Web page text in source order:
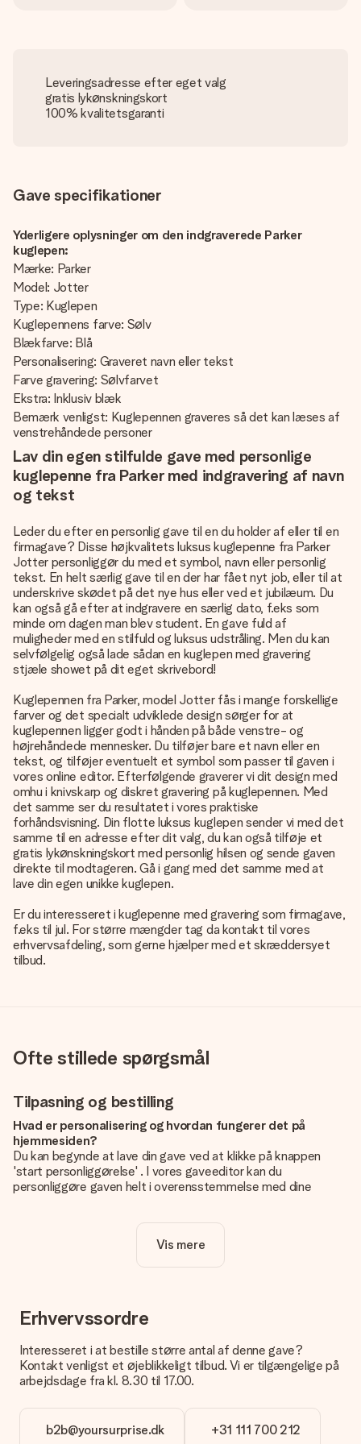
Leveringsadresse efter eget valg
gratis lykønskningskort
100% kvalitetsgaranti
Gave specifikationer
Yderligere oplysninger om den indgraverede Parker
kuglepen:
Mærke: Parker
Model: Jotter
Type: Kuglepen
Kuglepennens farve: Sølv
Blækfarve: Blå
Personalisering: Graveret navn eller tekst
Farve gravering: Sølvfarvet
Ekstra: Inklusiv blæk
Bemærk venligst: Kuglepennen graveres så det kan læses af
venstrehåndede personer
Lav din egen stilfulde gave med personlige
kuglepenne fra Parker med indgravering af navn
og tekst
Leder du efter en personlig gave til en du holder af eller til en
firmagave? Disse højkvalitets luksus kuglepenne fra Parker
Jotter personliggør du med et symbol, navn eller personlig
tekst. En helt særlig gave til en der har fået nyt job, eller til at
underskrive skødet på det nye hus eller ved et jubilæum. Du
kan også gå efter at indgravere en særlig dato, f.eks som
minde om dagen man blev student. En gave fuld af
muligheder med en stilfuld og luksus udstråling. Men du kan
selvfølgelig også lade sådan en kuglepen med gravering
stjæle showet på dit eget skrivebord!
Kuglepennen fra Parker, model Jotter fås i mange forskellige
farver og det specialt udviklede design sørger for at
kuglepennen ligger godt i hånden på både venstre- og
højrehåndede mennesker. Du tilføjer bare et navn eller en
tekst, og tilføjer eventuelt et symbol som passer til gaven i
vores online editor. Efterfølgende graverer vi dit design med
omhu i knivskarp og diskret gravering på kuglepennen. Med
det samme ser du resultatet i vores praktiske
forhåndsvisning. Din flotte luksus kuglepen sender vi med det
samme til en adresse efter dit valg, du kan også tilføje et
gratis lykønskningskort med personlig hilsen og sende gaven
direkte til modtageren. Gå i gang med det samme med at
lave din egen unikke kuglepen.
Er du interesseret i kuglepenne med gravering som firmagave,
f.eks til jul. For større mængder tag da kontakt til vores
erhvervsafdeling, som gerne hjælper med et skræddersyet
tilbud.
Ofte stillede spørgsmål
Tilpasning og bestilling
Hvad er personalisering og hvordan fungerer det på
hjemmesiden?
Du kan begynde at lave din gave ved at klikke på knappen
'start personliggørelse' . I vores gaveeditor kan du
personliggøre gaven helt i overensstemmelse med dine
Er personalisering inkluderet i prisen?
Prisen der vises på hjemmesiden omfatter personliggørelse
Hvordan ved jeg, om mit billede har den rigtige kvalitet?
Vi vil være sikre på, at du er helt tilfreds med din gave. Derfor
om kvaliteten af dit billede, kan du kontakte vores
kundeservice og vedlægge dit foto sammen med den gave,
du er interesseret i at bestille. Så kan de tjekke kvaliteten for
Hvilke formater kan jeg uploade?
Vis mere
Erhvervssordre
Interesseret i at bestille større antal af denne gave?
Kontakt venligst et øjeblikkeligt tilbud. Vi er tilgængelige på
arbejdsdage fra kl. 8.30 til 17.00.
b2b@yoursurprise.dk +31 111 700 212